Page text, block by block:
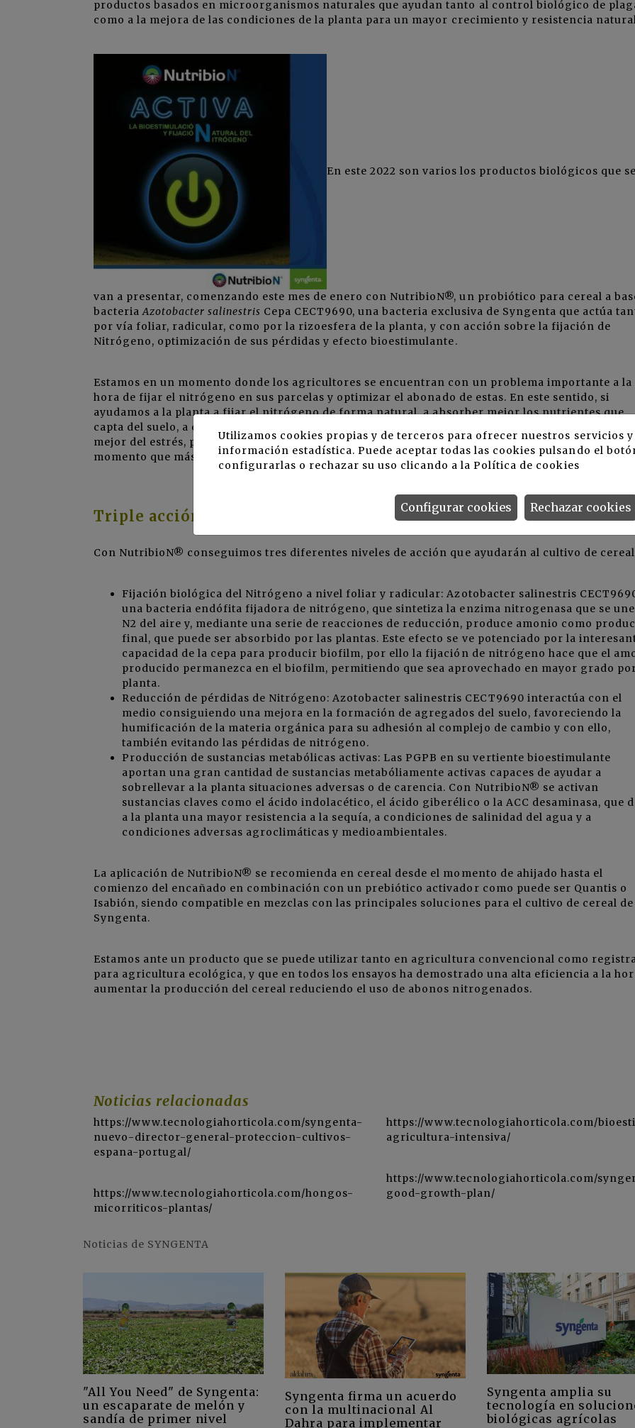
productos basados en microorganismos naturales que ayudan tanto al control biológico de
como a la mejora de las condiciones de la planta para un mayor crecimiento y resistencia
En este 2022 son varios los productos biológicos que
van a presentar, comenzando este mes de enero con NutribioN®, un probiótico para cereal a
bacteriaAzotobacter salinestris Cepa CECT9690, una bacteria exclusiva de Syngenta que actúa
por vía foliar, radicular, como por la rizoesfera de la planta, y con acción sobre la fijación de
Nitrógeno, optimización de sus pérdidas y efecto bioestimulante.
Estamos en un momento donde los agricultores se encuentran con un problema importante a la
hora de fijar el nitrógeno en sus parcelas y optimizar el abonado de estas. En este sentido, si
ayudamos a la planta a fijar el nitrógeno de forma natural, a absorber mejor los nutrientes que
capta del suelo, a estimular sus procesos metabólicos y a activar las encimas que la pueden
mejor del estrés, podemos solventar estos problemas, activando el cultivo con una fuerza extra
momento que más lo necesita.
Triple acción beneficiosa sobre el cereal de NutribioN®
Con NutribioN® conseguimos tres diferentes niveles de acción que ayudarán al cultivo de
Fijación biológica del Nitrógeno a nivel foliar y radicular: Azotobacter salinestris
una bacteria endófita fijadora de nitrógeno, que sintetiza la enzima nitrogenasa que se
N2 del aire y, mediante una serie de reacciones de reducción, produce amonio como
final, que puede ser absorbido por las plantas. Este efecto se ve potenciado por la
capacidad de la cepa para producir biofilm, por ello la fijación de nitrógeno hace que el
producido permanezca en el biofilm, permitiendo que sea aprovechado en mayor grado
planta.
Reducción de pérdidas de Nitrógeno: Azotobacter salinestris CECT9690 interactúa con el
medio consiguiendo una mejora en la formación de agregados del suelo, favoreciendo la
humificación de la materia orgánica para su adhesión al complejo de cambio y con ello,
también evitando las pérdidas de nitrógeno.
Producción de sustancias metabólicas activas: Las PGPB en su vertiente bioestimulante
aportan una gran cantidad de sustancias metabóliamente activas capaces de ayudar a
sobrellevar a la planta situaciones adversas o de carencia. Con NutribioN® se activan
sustancias claves como el ácido indolacético, el ácido giberélico o la ACC desaminasa, que
a la planta una mayor resistencia a la sequía, a condiciones de salinidad del agua y a
condiciones adversas agroclimáticas y medioambientales.
La aplicación de NutribioN® se recomienda en cereal desde el momento de ahijado hasta el
comienzo del encañado en combinación con un prebiótico activador como puede ser Quantis o
Isabión, siendo compatible en mezclas con las principales soluciones para el cultivo de cereal de
Syngenta.
Estamos ante un producto que se puede utilizar tanto en agricultura convencional como
para agricultura ecológica, y que en todos los ensayos ha demostrado una alta eficiencia a la
aumentar la producción del cereal reduciendo el uso de abonos nitrogenados.
Noticias relacionadas
https://www.tecnologiahorticola.com/syngenta-
nuevo-director-general-proteccion-cultivos-
espana-portugal/
https://www.tecnologiahorticola.com/hongos-
micorriticos-plantas/
https://www.tecnologiahorticola.com/
agricultura-intensiva/
https://www.tecnologiahorticola.com/
good-growth-plan/
Noticias de SYNGENTA
"All You Need" de Syngenta:
un escaparate de melón y
sandía de primer nivel
Syngenta firma un acuerdo
con la multinacional Al
Dahra para implementar
Syngenta amplia su
tecnología en
biológicas agrícolas
Utilizamos cookies propias y de terceros para ofrecer nuestros servicios
información estadística. Puede aceptar todas las cookies pulsando el
configurarlas o rechazar su uso clicando a laPolítica de cookies
Rechazar cookies
Configurar cookies